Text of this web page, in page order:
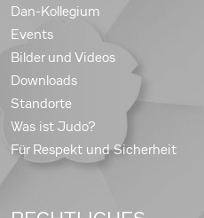
Dan-Kollegium
Events
Bilder und Videos
Downloads
Standorte
Was ist Judo?
Für Respekt und Sicherheit